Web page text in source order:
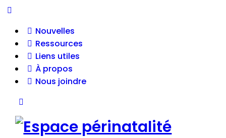
Nouvelles
Ressources
Liens utiles
À propos
Nous joindre